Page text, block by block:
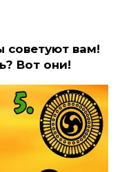
советуют вам!
Вот они!